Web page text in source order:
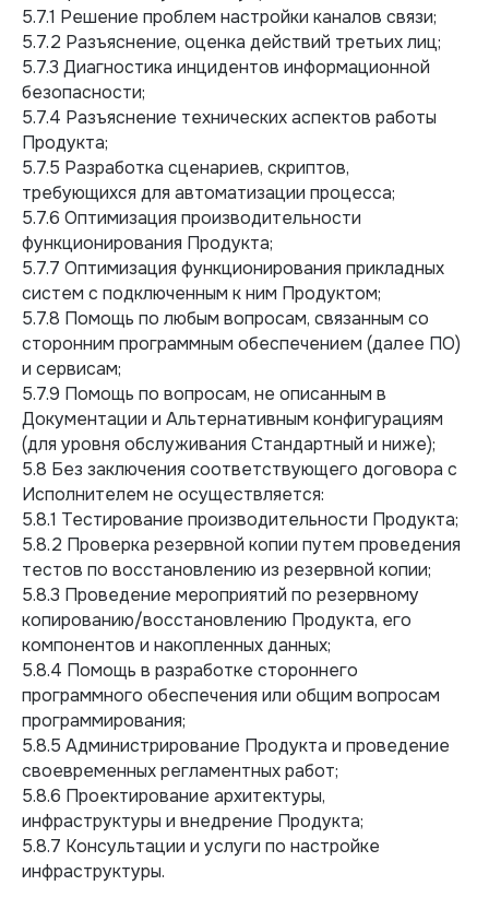
5.7.1 Решение проблем настройки каналов связи;
5.7.2 Разъяснение, оценка действий третьих лиц;
5.7.3 Диагностика инцидентов информационной
безопасности;
5.7.4 Разъяснение технических аспектов работы
Продукта;
5.7.5 Разработка сценариев, скриптов,
требующихся для автоматизации процесса;
5.7.6 Оптимизация производительности
функционирования Продукта;
5.7.7 Оптимизация функционирования прикладных
систем с подключенным к ним Продуктом;
5.7.8 Помощь по любым вопросам, связанным со
сторонним программным обеспечением (далее ПО)
и сервисам;
5.7.9 Помощь по вопросам, не описанным в
Документации и Альтернативным конфигурациям
(для уровня обслуживания Стандартный и ниже);
5.8 Без заключения соответствующего договора с
Исполнителем не осуществляется:
5.8.1 Тестирование производительности Продукта;
5.8.2 Проверка резервной копии путем проведения
тестов по восстановлению из резервной копии;
5.8.3 Проведение мероприятий по резервному
копированию/восстановлению Продукта, его
компонентов и накопленных данных;
5.8.4 Помощь в разработке стороннего
программного обеспечения или общим вопросам
программирования;
5.8.5 Администрирование Продукта и проведение
своевременных регламентных работ;
5.8.6 Проектирование архитектуры,
инфраструктуры и внедрение Продукта;
5.8.7 Консультации и услуги по настройке
инфраструктуры.